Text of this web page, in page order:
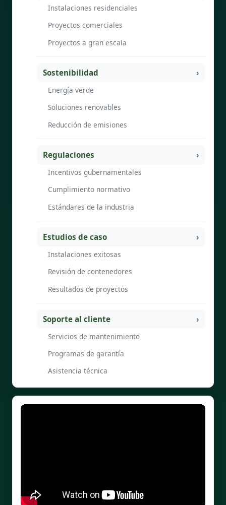
Instalaciones residenciales
Proyectos comerciales
Proyectos a gran escala
Sostenibilidad
Energía verde
Soluciones renovables
Reducción de emisiones
Regulaciones
Incentivos gubernamentales
Cumplimiento normativo
Estándares de la industria
Estudios de caso
Instalaciones exitosas
Revisión de contenedores
Resultados de proyectos
Soporte al cliente
Servicios de mantenimiento
Programas de garantía
Asistencia técnica